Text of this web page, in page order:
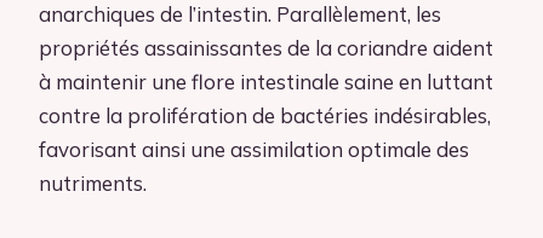
anarchiques de l’intestin. Parallèlement, les
propriétés assainissantes de la coriandre aident
à maintenir une flore intestinale saine en luttant
contre la prolifération de bactéries indésirables,
favorisant ainsi une assimilation optimale des
nutriments.